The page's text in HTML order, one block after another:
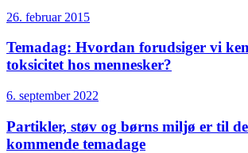
26. februar 2015
Temadag: Hvordan forudsiger vi
toksicitet hos mennesker?
6. september 2022
Partikler, støv og børns miljø er til
kommende temadage